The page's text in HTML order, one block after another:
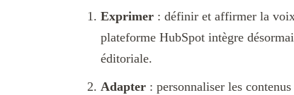
Exprimer : définir et affirmer la
plateforme HubSpot intègre
éditoriale.
Adapter : personnaliser les